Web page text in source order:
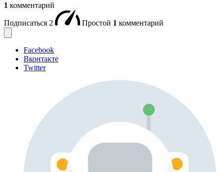
1 комментарий
Подписаться 2 Простой 1 комментарий
Facebook
Вконтакте
Twitter